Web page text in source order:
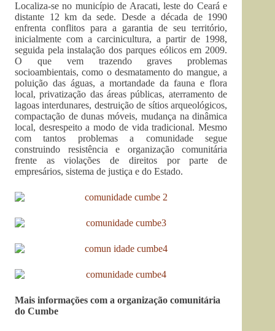
Localiza-se no município de Aracati, leste do Ceará e
distante 12 km da sede. Desde a década de 1990
enfrenta conflitos para a garantia de seu território,
inicialmente com a carcinicultura, a partir de 1998,
seguida pela instalação dos parques eólicos em 2009.
O que vem trazendo graves problemas
socioambientais, como o desmatamento do mangue, a
poluição das águas, a mortandade da fauna e flora
local, privatização das áreas públicas, aterramento de
lagoas interdunares, destruição de sítios arqueológicos,
compactação de dunas móveis, mudança na dinâmica
local, desrespeito a modo de vida tradicional. Mesmo
com tantos problemas a comunidade segue
construindo resistência e organização comunitária
frente as violações de direitos por parte de
empresários, sistema de justiça e do Estado.
Mais informações com a organização comunitária
do Cumbe